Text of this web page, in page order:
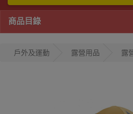
商品目錄
戶外及運動 露營用品 露